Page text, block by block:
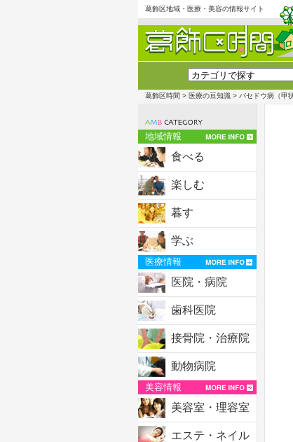
葛飾区地域・医療・美容の情報サイト
葛飾区時間 > 医療の豆知識 > バセドウ病（甲
地域情報
食べる
楽しむ
暮す
学ぶ
医療情報
医院・病院
歯科医院
接骨院・治療院
動物病院
美容情報
美容室・理容室
エステ・ネイル